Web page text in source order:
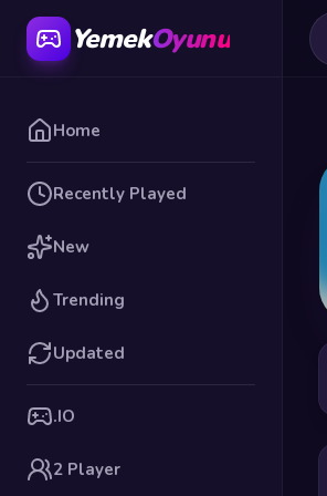
YemekOyunu
Home
Recently Played
New
Trending
Updated
.IO
2 Player